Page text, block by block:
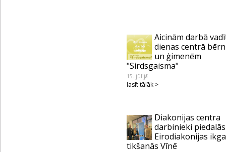
Aicinām darbā
dienas centrā
un ģimenēm
"Sirdsgaisma"
15. jūlijā
lasīt tālāk >
Diakonijas centra
darbinieki piedalās
Eirodiakonijas
tikšanās Vīnē